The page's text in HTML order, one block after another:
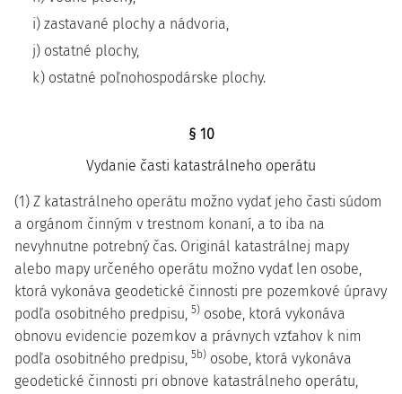
i) zastavané plochy a nádvoria,
j) ostatné plochy,
k) ostatné poľnohospodárske plochy.
§ 10
Vydanie časti katastrálneho operátu
(1) Z katastrálneho operátu možno vydať jeho časti súdom
a orgánom činným v trestnom konaní, a to iba na
nevyhnutne potrebný čas. Originál katastrálnej mapy
alebo mapy určeného operátu možno vydať len osobe,
ktorá vykonáva geodetické činnosti pre pozemkové úpravy
podľa osobitného predpisu, 5) osobe, ktorá vykonáva
obnovu evidencie pozemkov a právnych vzťahov k nim
podľa osobitného predpisu, 5b) osobe, ktorá vykonáva
geodetické činnosti pri obnove katastrálneho operátu,